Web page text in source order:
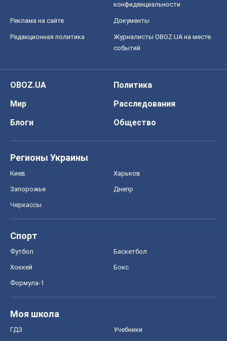
конфиденциальности
Реклама на сайте Документы
Редакционная политика
Журналисты OBOZ.UA на месте
событий
OBOZ.UA
Политика
Мир
Расследования
Блоги
Общество
Регионы Украины
Киев Харьков
Запорожье Днепр
Черкассы
Спорт
Футбол Баскетбол
Хоккей Бокс
Формула-1
Моя школа
ГДЗ Учебники